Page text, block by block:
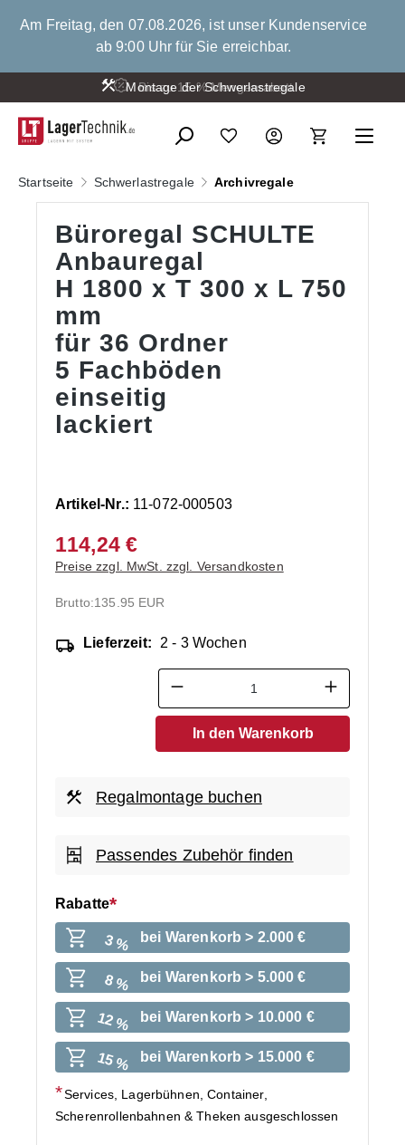
springen
Am Freitag, den 07.08.2026, ist unser Kundenservice
ab 9:00 Uhr für Sie erreichbar.
Montage der Schwerlastregale
Startseite Schwerlastregale Archivregale
Büroregal SCHULTE
Anbauregal
H 1800 x T 300 x L 750
mm
für 36 Ordner
5 Fachböden
einseitig
lackiert
Artikel-Nr.: 11-072-000503
114,24 €
Preise zzgl. MwSt. zzgl. Versandkosten
Brutto:135.95 EUR
Lieferzeit: 2 - 3 Wochen
Produkt Anzahl: Gib den
In den Warenkorb
Regalmontage buchen
Passendes Zubehör finden
Rabatte
3 % bei Warenkorb > 2.000 €
8 % bei Warenkorb > 5.000 €
12 % bei Warenkorb > 10.000 €
15 % bei Warenkorb > 15.000 €
Services, Lagerbühnen, Container,
Scherenrollenbahnen & Theken ausgeschlossen